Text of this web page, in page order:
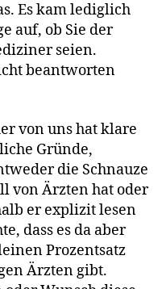
Es kam lediglich
auf, ob Sie der
seien.
beantworten
von uns hat klare
Gründe,
die Schnauze
von Ärzten hat oder
er explizit lesen
dass es da aber
Prozentsatz
Ärzten gibt.